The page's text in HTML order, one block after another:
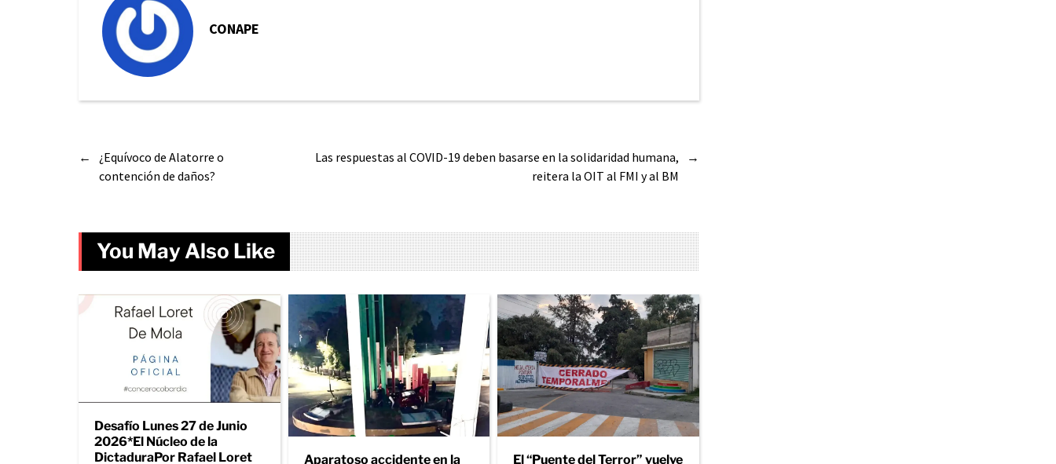
CONAPE
←
¿Equívoco de Alatorre o
contención de daños?
→
Las respuestas al COVID-19 deben basarse en la solidaridad humana,
reitera la OIT al FMI y al BM
You May Also Like
Desafío Lunes 27 de Junio
2026*El Núcleo de la
DictaduraPor Rafael Loret
Aparatoso accidente en la El “Puente del Terror” vuelve